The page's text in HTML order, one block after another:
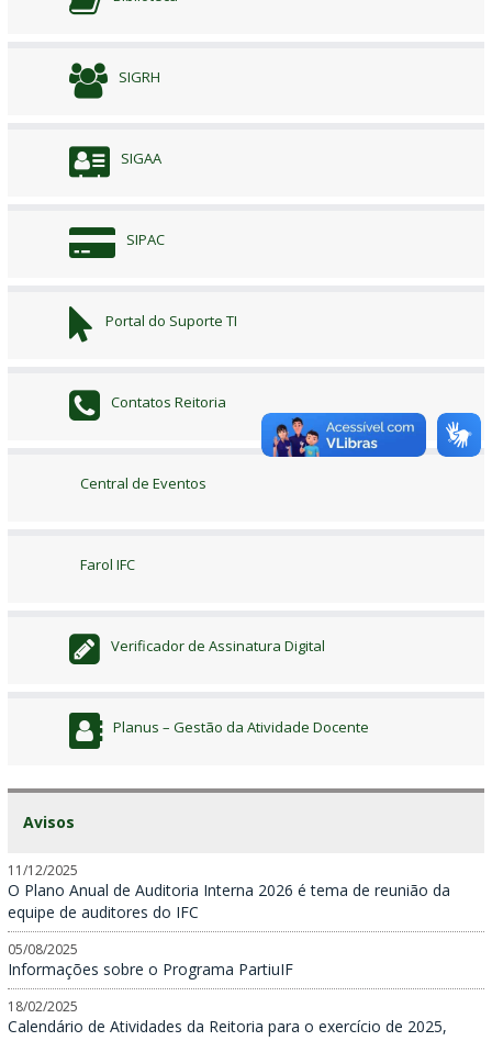
Avisos
11/12/2025
O Plano Anual de Auditoria Interna 2026 é tema de reunião da
equipe de auditores do IFC
05/08/2025
Informações sobre o Programa PartiuIF
18/02/2025
Calendário de Atividades da Reitoria para o exercício de 2025,
SIGRH
SIGAA
SIPAC
Portal do Suporte TI
Contatos Reitoria
Central de Eventos
Farol IFC
Verificador de Assinatura Digital
Planus – Gestão da Atividade Docente